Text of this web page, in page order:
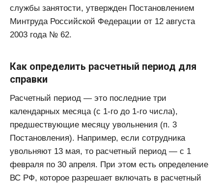
службы занятости, утвержден Постановлением
Минтруда Российской Федерации от 12 августа
2003 года № 62.
Как определить расчетный период для
справки
Расчетный период — это последние три
календарных месяца (с 1-го до 1-го числа),
предшествующие месяцу увольнения (п. 3
Постановления). Например, если сотрудника
увольняют 13 мая, то расчетный период — с 1
февраля по 30 апреля. При этом есть определение
ВС РФ, которое разрешает включать в расчетный